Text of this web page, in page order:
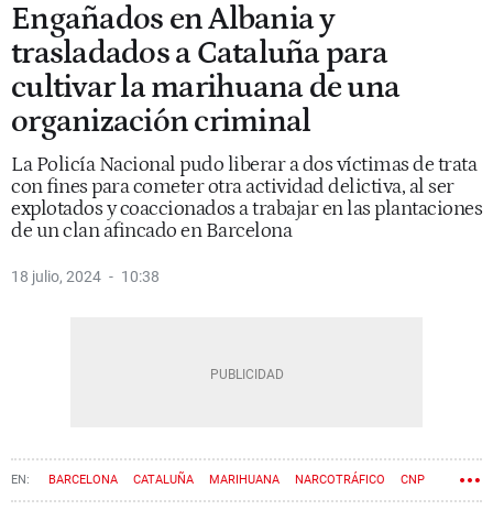
Engañados en Albania y
trasladados a Cataluña para
cultivar la marihuana de una
organización criminal
La Policía Nacional pudo liberar a dos víctimas de trata
con fines para cometer otra actividad delictiva, al ser
explotados y coaccionados a trabajar en las plantaciones
de un clan afincado en Barcelona
18 julio, 2024 10:38
BARCELONA CATALUÑA MARIHUANA NARCOTRÁFICO CNP